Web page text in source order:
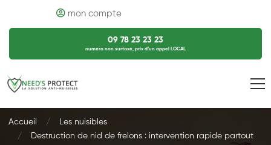
mon compte
09 78 23 23 23
numéro non surtaxé, prix d’un appel LOCAL
Accueil
Les nuisibles
Destruction de nid de frelons : intervention rapide partout